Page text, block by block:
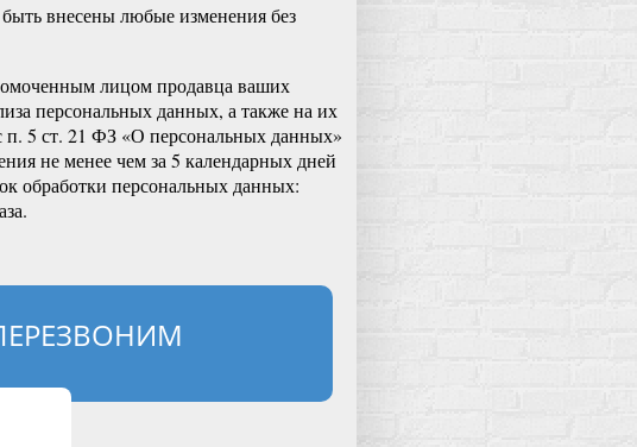
внесены любые изменения без
лицом продавца ваших
персональных данных, а также на их
п. 5 ст. 21 ФЗ «О персональных данных»
не менее чем за 5 календарных дней
обработки персональных данных: